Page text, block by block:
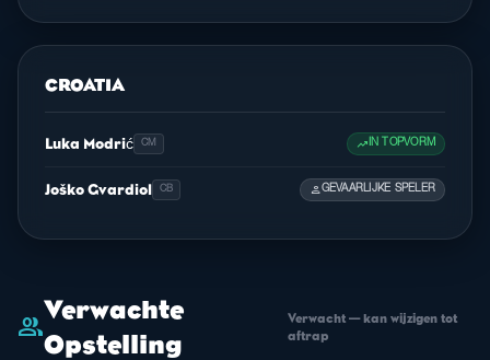
CROATIA
Luka Modrić CM trending_upIN TOPVORM
Joško Gvardiol CB personGEVAARLIJKE SPELER
group
Verwachte
Opstelling
Verwacht — kan wijzigen tot
aftrap